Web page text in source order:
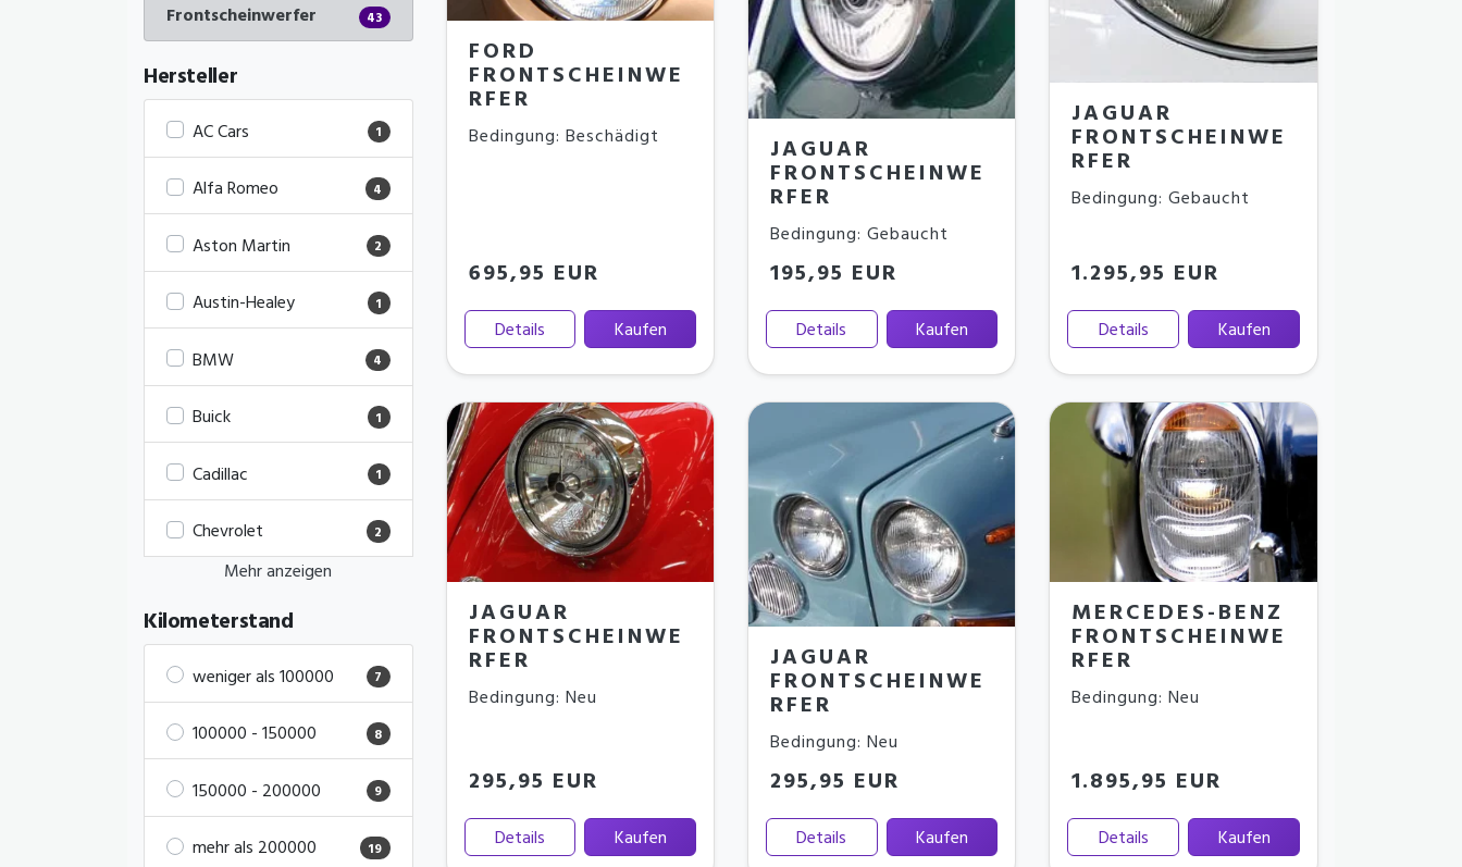
Frontscheinwerfer
43
Hersteller
AC Cars 1
Alfa Romeo 4
Aston Martin 2
Austin-Healey 1
BMW 4
Buick 1
Cadillac 1
Chevrolet 2
Mehr anzeigen
Kilometerstand
weniger als 100000 7
100000 - 150000 8
150000 - 200000 9
mehr als 200000 19
FORD
FRONTSCHEINWE
RFER
Bedingung: Beschädigt
695,95 EUR
Details Kaufen
JAGUAR
FRONTSCHEINWE
RFER
Bedingung: Gebaucht
195,95 EUR
Details Kaufen
JAGUAR
FRONTSCHEINWE
RFER
Bedingung: Gebaucht
1.295,95 EUR
Details Kaufen
JAGUAR
FRONTSCHEINWE
RFER
Bedingung: Neu
295,95 EUR
Details Kaufen
JAGUAR
FRONTSCHEINWE
RFER
Bedingung: Neu
295,95 EUR
Details Kaufen
MERCEDES-BENZ
FRONTSCHEINWE
RFER
Bedingung: Neu
1.895,95 EUR
Details Kaufen